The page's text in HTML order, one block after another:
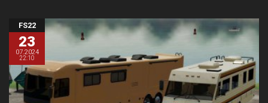
FS22
23
07.2024
22:10